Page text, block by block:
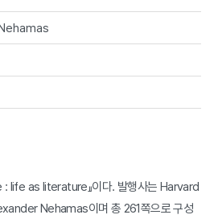
life as literature』이다. 발행사는 Harvard
Nehamas이며 총 261쪽으로 구성